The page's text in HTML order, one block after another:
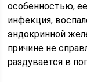
особенностью,
инфекция,
эндокринной
причине не
раздувается в